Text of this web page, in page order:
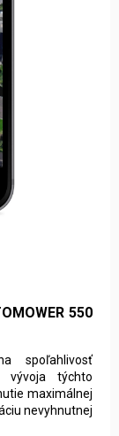
550
spoľahlivosť
vývoja týchto
maximálnej
nevyhnutnej